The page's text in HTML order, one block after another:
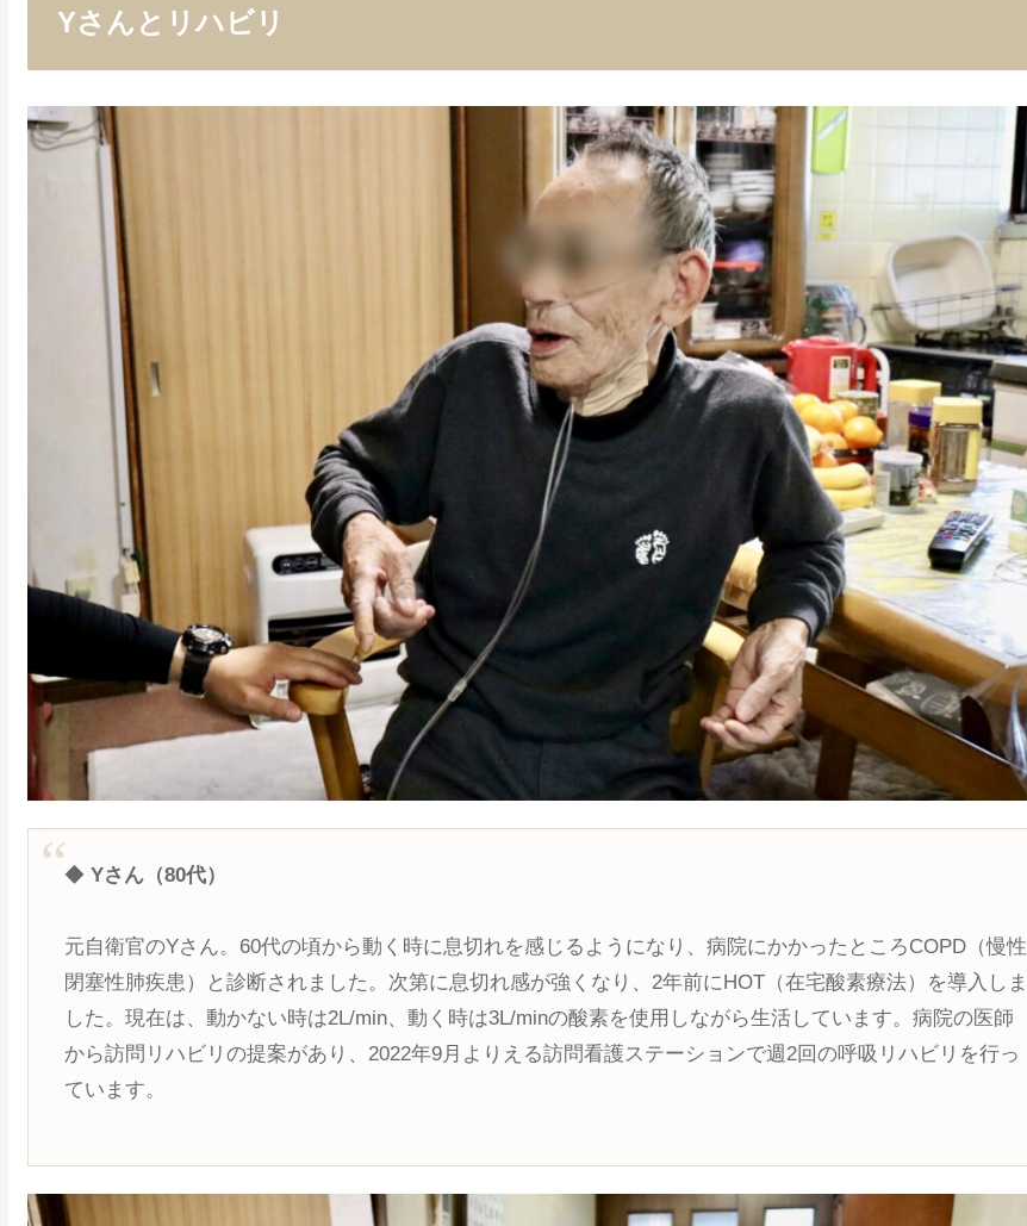
Yさんとリハビリ
◆ Yさん（80代）
元自衛官のYさん。60代の頃から動く時に息切れを感じるようになり、病院にかかったところCOPD（慢性
閉塞性肺疾患）と診断されました。次第に息切れ感が強くなり、2年前にHOT（在宅酸素療法）を導入しま
した。現在は、動かない時は2L/min、動く時は3L/minの酸素を使用しながら生活しています。病院の医師
から訪問リハビリの提案があり、2022年9月よりえる訪問看護ステーションで週2回の呼吸リハビリを行っ
ています。